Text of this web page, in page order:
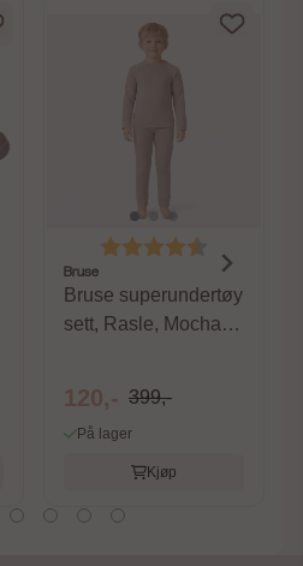
Karakter:
Bruse
Bruse superundertøy
sett, Rasle, Mocha
120,- 399,-
På lager
Kjøp